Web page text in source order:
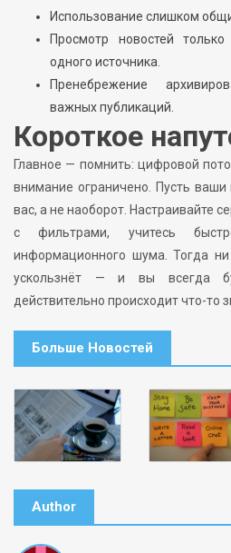
Использование слишком
Просмотр новостей
одного источника.
Пренебрежение
важных публикаций.
Короткое
Главное — помнить: цифровой
внимание ограничено. Пусть
вас, а не наоборот. Настраивайте
с фильтрами, учитесь
информационного шума. Тогда
ускользнёт — и вы всегда
действительно происходит что-то
Больше Новостей
Author